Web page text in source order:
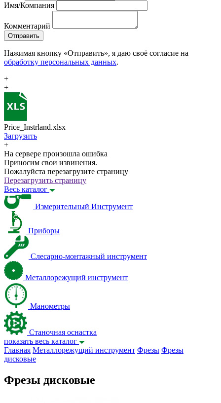
Имя/Компания
Комментарий
Отправить
Нажимая кнопку «Отправить», я даю своё согласие на
обработку персональных данных.
+
+
Price_Instrland.xlsx
Загрузить
+
На сервере произошла ошибка
Приносим свои извинения.
Пожалуйста перезагрузите страницу
Перезагрузить страницу
Весь каталог
Измерительный Инструмент
Приборы
Слесарно-монтажный инструмент
Металлорежущий инструмент
Манометры
Станочная оснастка
показать весь каталог
Главная Металлорежущий инструмент Фрезы Фрезы
дисковые
Фрезы дисковые